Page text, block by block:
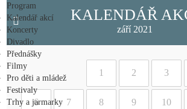
Program
Kalendář akcí
Koncerty
Divadlo
Přednášky
Filmy
Pro děti a mládež
Festivaly
Trhy a jarmarky
KALENDÁŘ
září 2021
1 2 3
6 7 8 9 10